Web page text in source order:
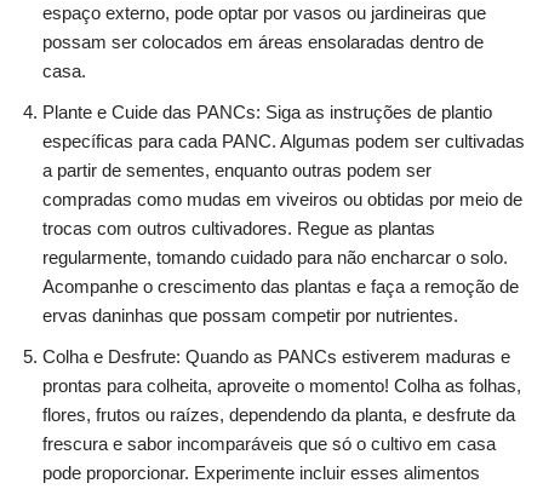
espaço externo, pode optar por vasos ou jardineiras que
possam ser colocados em áreas ensolaradas dentro de
casa.
Plante e Cuide das PANCs: Siga as instruções de plantio
específicas para cada PANC. Algumas podem ser cultivadas
a partir de sementes, enquanto outras podem ser
compradas como mudas em viveiros ou obtidas por meio de
trocas com outros cultivadores. Regue as plantas
regularmente, tomando cuidado para não encharcar o solo.
Acompanhe o crescimento das plantas e faça a remoção de
ervas daninhas que possam competir por nutrientes.
Colha e Desfrute: Quando as PANCs estiverem maduras e
prontas para colheita, aproveite o momento! Colha as folhas,
flores, frutos ou raízes, dependendo da planta, e desfrute da
frescura e sabor incomparáveis que só o cultivo em casa
pode proporcionar. Experimente incluir esses alimentos